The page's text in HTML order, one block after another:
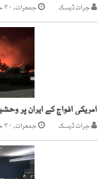
جرات ڈیسک جمعرات, ۳۰ جولائی ۲۰۲۶
جرات ڈیسک جمعرات, ۳۰ جولائی ۲۰۲۶